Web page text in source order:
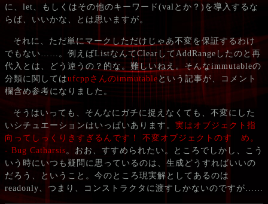
に、let、もしくはその他のキーワード(valとか？)を導入するな
らば、いいかな、とは思いますが。
それに、ただ単にマークしただけじゃあ不変を保証するわけ
でもない……。例えばListなんてClearしてAddRangeしたのと再
代入とは、どう違うの？的な。難しいねえ。そんなimmutableの
分類に関してはufcppさんのimmutable という記事が、コメント
欄含め参考になりました。
そうはいっても、そんなにガチに捉えなくても、不変にした
いシチュエーションはいっぱいあります。 実はオブジェクト指
向ってしっくりきすぎるんです！ 不変オブジェクトのすゝめ。
- Bug Catharsis。おお、すすめられたい。ところでしかし、こう
いう時にいつも疑問に思っているのは、生成どうすればいいの
だろう、ということ。今のところ現実解としてあるのは
readonly、つまり、コンストラクタに渡すしかないのですが……